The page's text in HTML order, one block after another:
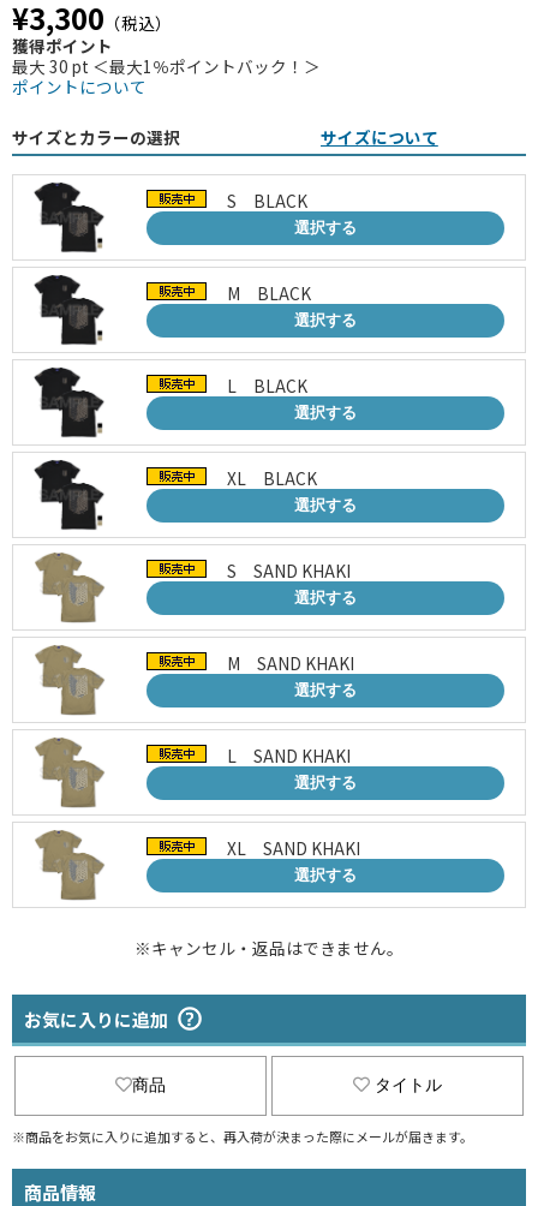
¥3,300 （税込）
獲得ポイント
最大 30 pt ＜最大1％ポイントバック！＞
ポイントについて
サイズとカラーの選択 サイズについて
S BLACK
選択する
M BLACK
選択する
L BLACK
選択する
XL BLACK
選択する
S SAND KHAKI
選択する
M SAND KHAKI
選択する
L SAND KHAKI
選択する
XL SAND KHAKI
選択する
※キャンセル・返品はできません。
お気に入りに追加
商品 タイトル
※商品をお気に入りに追加すると、再入荷が決まった際にメールが届きます。
商品情報